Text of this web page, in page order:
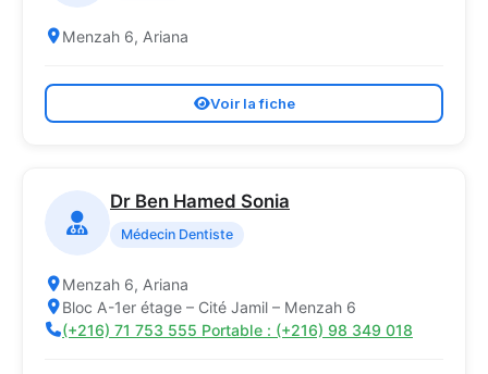
Menzah 6, Ariana
Voir la fiche
Dr Ben Hamed Sonia
Médecin Dentiste
Menzah 6, Ariana
Bloc A-1er étage – Cité Jamil – Menzah 6
(+216) 71 753 555 Portable : (+216) 98 349 018